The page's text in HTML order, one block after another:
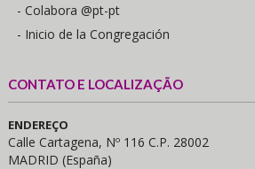
- Colabora @pt-pt
- Inicio de la Congregación
CONTATO E LOCALIZAÇÃO
ENDEREÇO
Calle Cartagena, Nº 116 C.P. 28002
MADRID (España)